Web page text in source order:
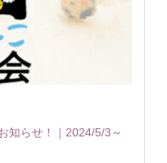
知らせ！｜2024/5/3～